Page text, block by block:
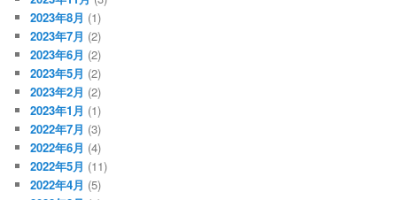
2023年8月 (1)
2023年7月 (2)
2023年6月 (2)
2023年5月 (2)
2023年2月 (2)
2023年1月 (1)
2022年7月 (3)
2022年6月 (4)
2022年5月 (11)
2022年4月 (5)